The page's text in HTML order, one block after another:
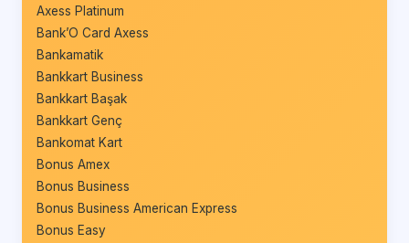
Axess Platinum
Bank’O Card Axess
Bankamatik
Bankkart Business
Bankkart Başak
Bankkart Genç
Bankomat Kart
Bonus Amex
Bonus Business
Bonus Business American Express
Bonus Easy